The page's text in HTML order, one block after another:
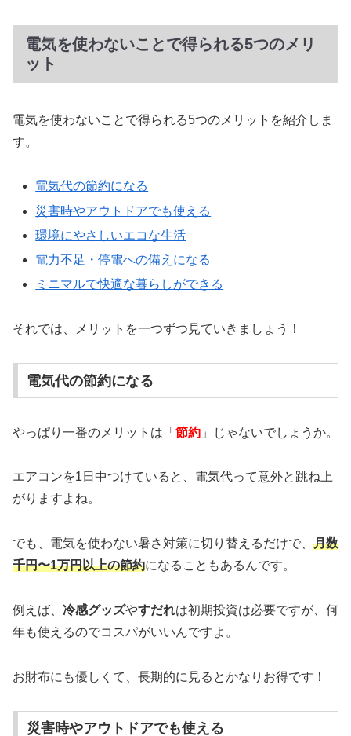
電気を使わないことで得られる5つのメリ
ット
電気を使わないことで得られる5つのメリットを紹介しま
す。
電気代の節約になる
災害時やアウトドアでも使える
環境にやさしいエコな生活
電力不足・停電への備えになる
ミニマルで快適な暮らしができる
それでは、メリットを一つずつ見ていきましょう！
電気代の節約になる
やっぱり一番のメリットは「 節約 」じゃないでしょうか。
エアコンを1日中つけていると、電気代って意外と跳ね上
がりますよね。
でも、電気を使わない暑さ対策に切り替えるだけで、 月数
千円〜1万円以上の節約になることもあるんです。
例えば、 冷感グッズやすだれは初期投資は必要ですが、何
年も使えるのでコスパがいいんですよ。
お財布にも優しくて、長期的に見るとかなりお得です！
災害時やアウトドアでも使える